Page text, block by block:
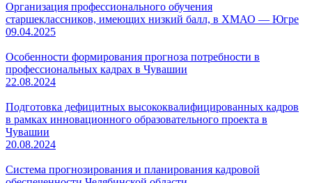
Организация профессионального обучения
старшеклассников, имеющих низкий балл, в ХМАО — Югре
09.04.2025
Особенности формирования прогноза потребности в
профессиональных кадрах в Чувашии
22.08.2024
Подготовка дефицитных высококвалифицированных кадров
в рамках инновационного образовательного проекта в
Чувашии
20.08.2024
Система прогнозирования и планирования кадровой